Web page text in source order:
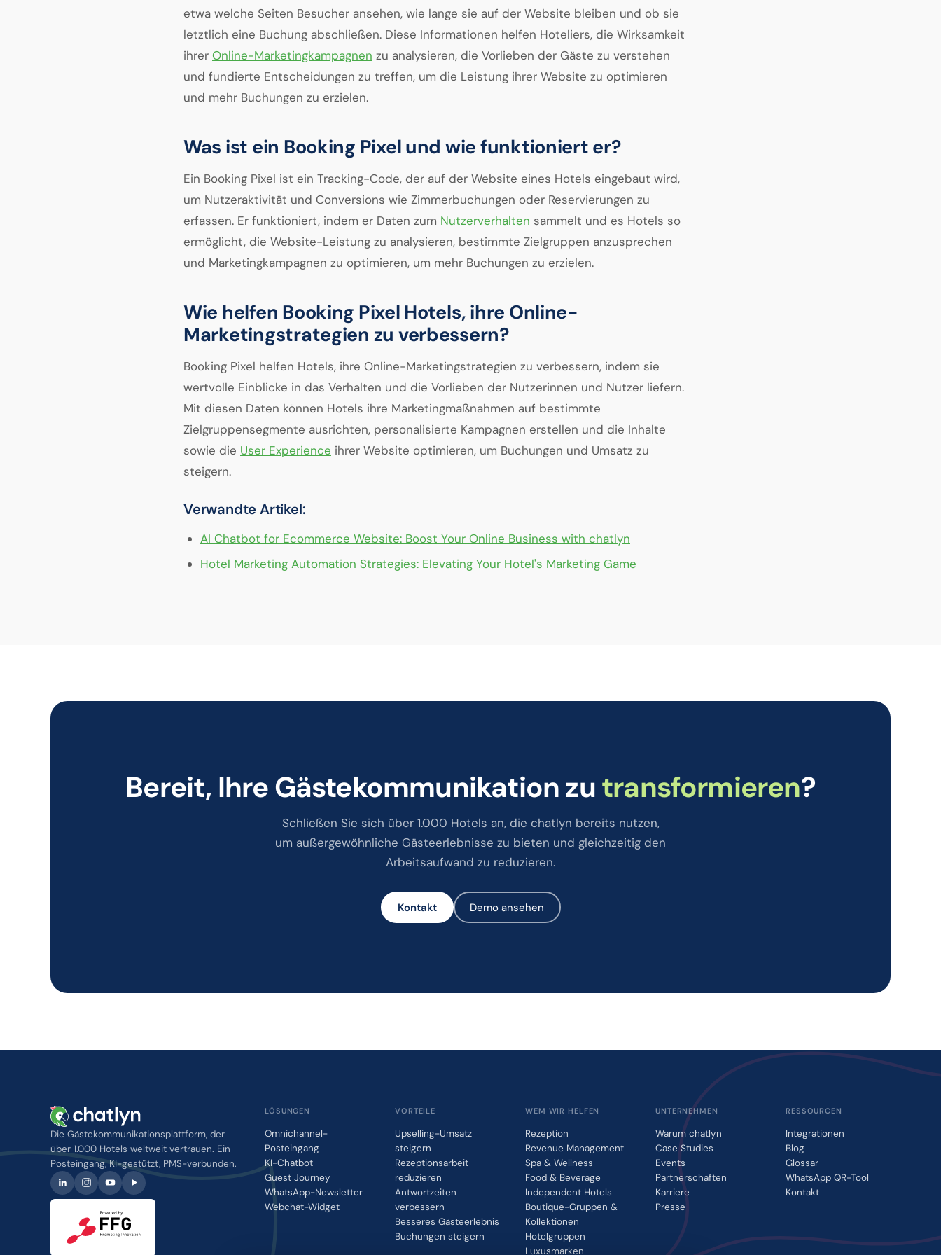
etwa welche Seiten Besucher ansehen, wie lange sie auf der Website bleiben und ob sie
letztlich eine Buchung abschließen. Diese Informationen helfen Hoteliers, die Wirksamkeit
ihrer Online-Marketingkampagnen zu analysieren, die Vorlieben der Gäste zu verstehen
und fundierte Entscheidungen zu treffen, um die Leistung ihrer Website zu optimieren
und mehr Buchungen zu erzielen.
Was ist ein Booking Pixel und wie funktioniert er?
Ein Booking Pixel ist ein Tracking-Code, der auf der Website eines Hotels eingebaut wird,
um Nutzeraktivität und Conversions wie Zimmerbuchungen oder Reservierungen zu
erfassen. Er funktioniert, indem er Daten zum Nutzerverhalten sammelt und es Hotels so
ermöglicht, die Website-Leistung zu analysieren, bestimmte Zielgruppen anzusprechen
und Marketingkampagnen zu optimieren, um mehr Buchungen zu erzielen.
Wie helfen Booking Pixel Hotels, ihre Online-
Marketingstrategien zu verbessern?
Booking Pixel helfen Hotels, ihre Online-Marketingstrategien zu verbessern, indem sie
wertvolle Einblicke in das Verhalten und die Vorlieben der Nutzerinnen und Nutzer liefern.
Mit diesen Daten können Hotels ihre Marketingmaßnahmen auf bestimmte
Zielgruppensegmente ausrichten, personalisierte Kampagnen erstellen und die Inhalte
sowie die User Experience ihrer Website optimieren, um Buchungen und Umsatz zu
steigern.
Verwandte Artikel:
AI Chatbot for Ecommerce Website: Boost Your Online Business with chatlyn
Hotel Marketing Automation Strategies: Elevating Your Hotel's Marketing Game
Bereit, Ihre Gästekommunikation zutransformieren?
Schließen Sie sich über 1.000 Hotels an, die chatlyn bereits nutzen,
um außergewöhnliche Gästeerlebnisse zu bieten und gleichzeitig den
Arbeitsaufwand zu reduzieren.
Kontakt Demo ansehen
Die Gästekommunikationsplattform, der
über 1.000 Hotels weltweit vertrauen. Ein
Posteingang, KI-gestützt, PMS-verbunden.
LÖSUNGEN
Omnichannel-
Posteingang
KI-Chatbot
Guest Journey
WhatsApp-Newsletter
Webchat-Widget
VORTEILE
Upselling-Umsatz
steigern
Rezeptionsarbeit
reduzieren
Antwortzeiten
verbessern
Besseres Gästeerlebnis
Buchungen steigern
WEM WIR HELFEN
Rezeption
Revenue Management
Spa & Wellness
Food & Beverage
Independent Hotels
Boutique-Gruppen &
Kollektionen
Hotelgruppen
Luxusmarken
UNTERNEHMEN
Warum chatlyn
Case Studies
Events
Partnerschaften
Karriere
Presse
RESSOURCEN
Integrationen
Blog
Glossar
WhatsApp QR-Tool
Kontakt